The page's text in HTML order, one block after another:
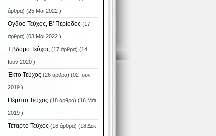
άρθρα) (25 Μάι 2022 )
Όγδοο Τεύχος, Β' Περίοδος (17
άρθρα) (03 Μάι 2022 )
Έβδομο Τεύχος (17 άρθρα) (14
Ιουν 2020 )
Έκτο Τεύχος (26 άρθρα) (02 Ιουν
2019 )
Πέμπτο Τεύχος (18 άρθρα) (16 Μάι
2019 )
Τέταρτο Τεύχος (18 άρθρα) (18 Δεκ